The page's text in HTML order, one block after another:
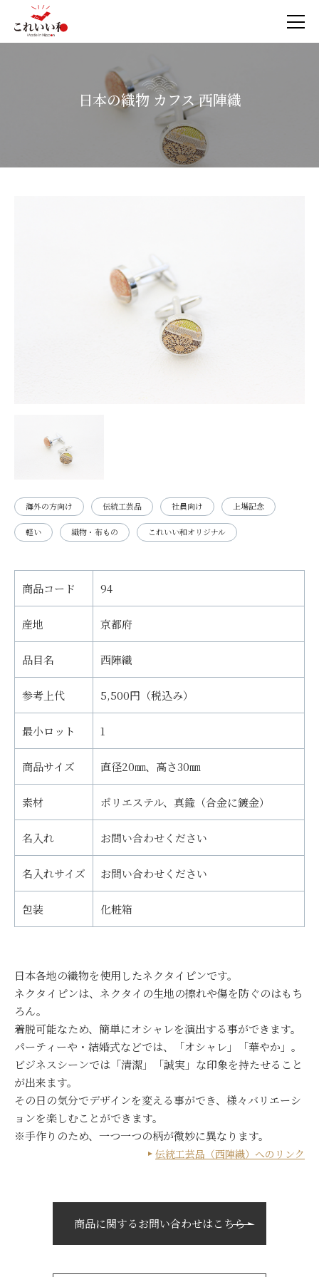
日本の織物 カフス 西陣織
海外の方向け 伝統工芸品 社員向け 上場記念
軽い 織物・布もの これいい和オリジナル
商品コード 94
産地 京都府
品目名 西陣織
参考上代 5,500円（税込み）
最小ロット 1
商品サイズ 直径20㎜、高さ30㎜
素材 ポリエステル、真鍮（合金に鍍金）
名入れ お問い合わせください
名入れサイズ お問い合わせください
包装 化粧箱
日本各地の織物を使用したネクタイピンです。
ネクタイピンは、ネクタイの生地の擦れや傷を防ぐのはもち
ろん。
着脱可能なため、簡単にオシャレを演出する事ができます。
パーティーや・結婚式などでは、「オシャレ」「華やか」。
ビジネスシーンでは「清潔」「誠実」な印象を持たせること
が出来ます。
その日の気分でデザインを変える事ができ、様々バリエーシ
ョンを楽しむことができます。
※手作りのため、一つ一つの柄が微妙に異なります。
伝統工芸品（西陣織）へのリンク
商品に関するお問い合わせはこちら